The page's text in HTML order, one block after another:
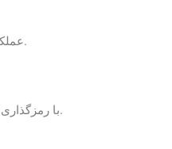
برنامه های رایگان GroupDocs.Conversion Cloud عملکرد قابل اعتماد و خروجی با کیفیت بالا را برای نیازهای تبدیل شما ارائه می دهند و تجربه یکپارچه را تضمین می کنند.
GroupDocs.Conversion Cloud با رمزگذاری داده ها در حال حمل و نقل و در حالت استراحت و پیروی از پروتکل های امنیتی استاندارد صنعتی، فرآیند تبدیل ایمن را تضمین می کند.